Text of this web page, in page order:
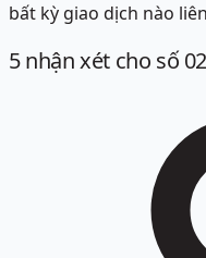
bất kỳ giao dịch nào
5nhận xét cho số